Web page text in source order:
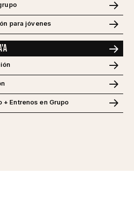
para jóvenes
Entrenos en Grupo